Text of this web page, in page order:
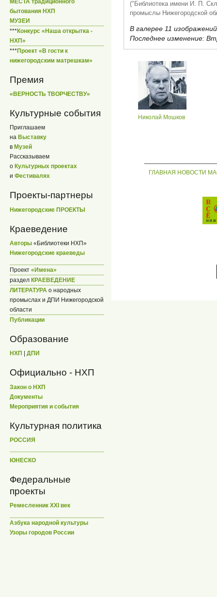
МЕСТА традиционного
бытования НХП
МУЗЕИ
***Конкурс «Наша открытка -
НХП»
***Проект «В гости к
нижегородским матрешкам»
Премия
«ВЕРНОСТЬ ТВОРЧЕСТВУ»
Культурные события
Приглашаем
на Выставку
в Музей
Рассказываем
о Культурных проектах
и Фестивалях
Проекты-партнеры
Нижегородские ПРОЕКТЫ
Краеведение
Авторы «Библиотеки НХП»
Нижегородские краеведы
Проект «Имена»
раздел КРАЕВЕДЕНИЕ
ЛИТЕРАТУРА о народных
промыслах и ДПИ Нижегородской
области
Публикации
Образование
НХП ДПИ
Официально - НХП
Закон о НХП
Документы
Мероприятия и события
Культурная политика
РОССИЯ
ЮНЕСКО
Федеральные
проекты
Ремесленник XXI век
Азбука народной культуры
Узоры городов России
("Библиотека имени И. П.
промыслы Нижегородской
В галерее 11
Последнее изменение:
Николай Мошков
ГЛАВНАЯ НОВОСТИ